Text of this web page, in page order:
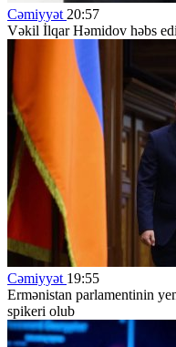
Cəmiyyət 20:57
Vəkil İlqar Həmidov həbs
Cəmiyyət 19:55
Ermənistan parlamentinin
spikeri olub